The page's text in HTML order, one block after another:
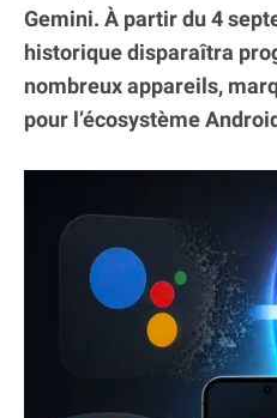
Gemini. À partir du 4
historique disparaîtra
nombreux appareils,
pour l’écosystème